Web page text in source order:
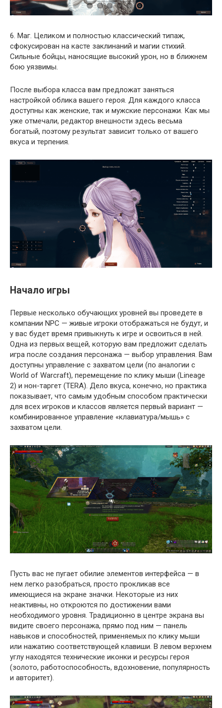
6. Маг. Целиком и полностью классический типаж,
сфокусирован на касте заклинаний и магии стихий.
Сильные бойцы, наносящие высокий урон, но в ближнем
бою уязвимы.
После выбора класса вам предложат заняться
настройкой облика вашего героя. Для каждого класса
доступны как женские, так и мужские персонажи. Как мы
уже отмечали, редактор внешности здесь весьма
богатый, поэтому результат зависит только от вашего
вкуса и терпения.
Начало игры
Первые несколько обучающих уровней вы проведете в
компании NPC — живые игроки отображаться не будут, и
у вас будет время привыкнуть к игре и освоиться в ней.
Одна из первых вещей, которую вам предложит сделать
игра после создания персонажа — выбор управления. Вам
доступны управление с захватом цели (по аналогии с
World of Warcraft), перемещение по клику мыши (Lineage
2) и нон-таргет (TERA). Дело вкуса, конечно, но практика
показывает, что самым удобным способом практически
для всех игроков и классов является первый вариант —
комбинированное управление «клавиатура/мышь» с
захватом цели.
Пусть вас не пугает обилие элементов интерфейса — в
нем легко разобраться, просто прокликав все
имеющиеся на экране значки. Некоторые из них
неактивны, но откроются по достижении вами
необходимого уровня. Традиционно в центре экрана вы
видите своего персонажа, прямо под ним — панель
навыков и способностей, применяемых по клику мыши
или нажатию соответствующей клавиши. В левом верхнем
углу находятся технические иконки и ресурсы героя
(золото, работоспособность, вдохновение, популярность
и авторитет).